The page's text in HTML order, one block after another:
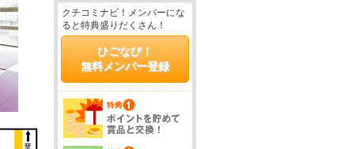
クチコミナビ！メンバーにな
ると特典盛りだくさん！
ひごなび！
無料メンバー登録